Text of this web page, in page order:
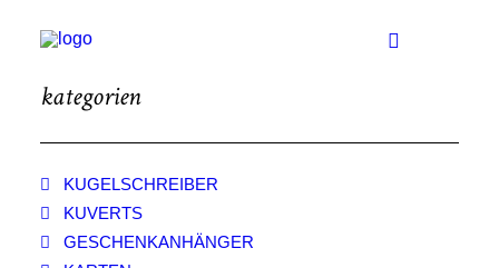
KUGELSCHREIBER
KARTEN
kategorien
KUGELSCHREIBER
KUVERTS
GESCHENKANHÄNGER